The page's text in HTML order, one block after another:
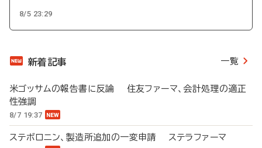
8/5 23:29
新着記事 一覧
米ゴッサムの報告書に反論 住友ファーマ、会計処理の適正
性強調
8/7 19:37
ステボロニン、製造所追加の一変申請 ステラファーマ